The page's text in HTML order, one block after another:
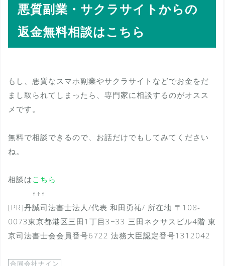
悪質副業・サクラサイトからの
返金無料相談はこちら
もし、悪質なスマホ副業やサクラサイトなどでお金をだ
まし取られてしまったら、専門家に相談するのがオスス
メです。
無料で相談できるので、お話だけでもしてみてください
ね。
相談は こちら
↑↑↑
[PR]丹誠司法書士法人/代表 和田勇祐/ 所在地 〒108-
0073東京都港区三田1丁目3−33 三田ネクサスビル4階 東
京司法書士会会員番号6722 法務大臣認定番号1312042
合同会社ナイン